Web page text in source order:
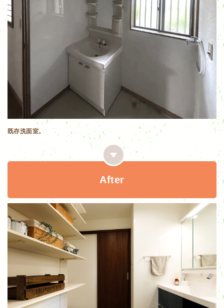
既存洗面室。
After